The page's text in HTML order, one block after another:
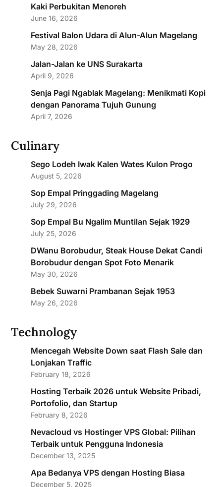
Kaki Perbukitan Menoreh
June 16, 2026
Festival Balon Udara di Alun-Alun Magelang
May 28, 2026
Jalan-Jalan ke UNS Surakarta
April 9, 2026
Senja Pagi Ngablak Magelang: Menikmati Kopi
dengan Panorama Tujuh Gunung
April 7, 2026
Culinary
Sego Lodeh Iwak Kalen Wates Kulon Progo
August 5, 2026
Sop Empal Pringgading Magelang
July 29, 2026
Sop Empal Bu Ngalim Muntilan Sejak 1929
July 25, 2026
DWanu Borobudur, Steak House Dekat Candi
Borobudur dengan Spot Foto Menarik
May 30, 2026
Bebek Suwarni Prambanan Sejak 1953
May 26, 2026
Technology
Mencegah Website Down saat Flash Sale dan
Lonjakan Traffic
February 18, 2026
Hosting Terbaik 2026 untuk Website Pribadi,
Portofolio, dan Startup
February 8, 2026
Nevacloud vs Hostinger VPS Global: Pilihan
Terbaik untuk Pengguna Indonesia
December 13, 2025
Apa Bedanya VPS dengan Hosting Biasa
December 5, 2025